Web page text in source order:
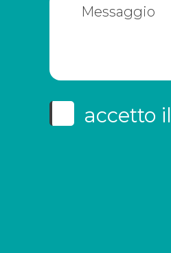
accetto il